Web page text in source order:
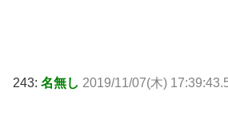
243: 名無し 2019/11/07(木)